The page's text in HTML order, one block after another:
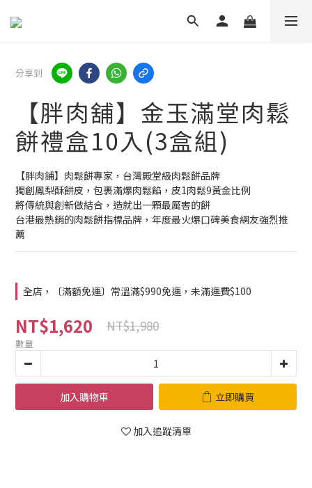
分享到
【胖肉舖】金玉滿堂肉鬆
餅禮盒10入(3盒組)
【胖肉鋪】肉鬆餅專家，台灣殿堂級肉鬆餅品牌
獨創鳳梨酥餅皮，包裹滿爆肉鬆餡，皮1肉鬆9黃金比例
將傳統與創新做結合，造就出一顆最厲害的餅
台港最熱銷的肉鬆餅指標品牌，年度最火爆口碑美食網友強烈推
薦
全店，〔滿額免運〕常溫滿$990免運，未滿運費$100
NT$1,620 NT$1,980
數量
加入購物車 立即購買
加入追蹤清單